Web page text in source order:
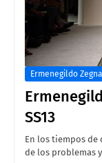
Ermenegildo Zegna
SS13
En los tiempos de
de los problemas